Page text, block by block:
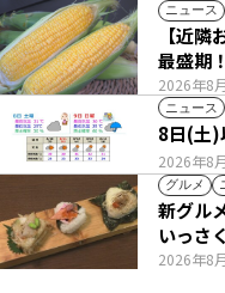
ニュース
2026年8
【近
最盛期
い列
ニュース
2026年8
グルメ
2026年8
新グル
いっさく